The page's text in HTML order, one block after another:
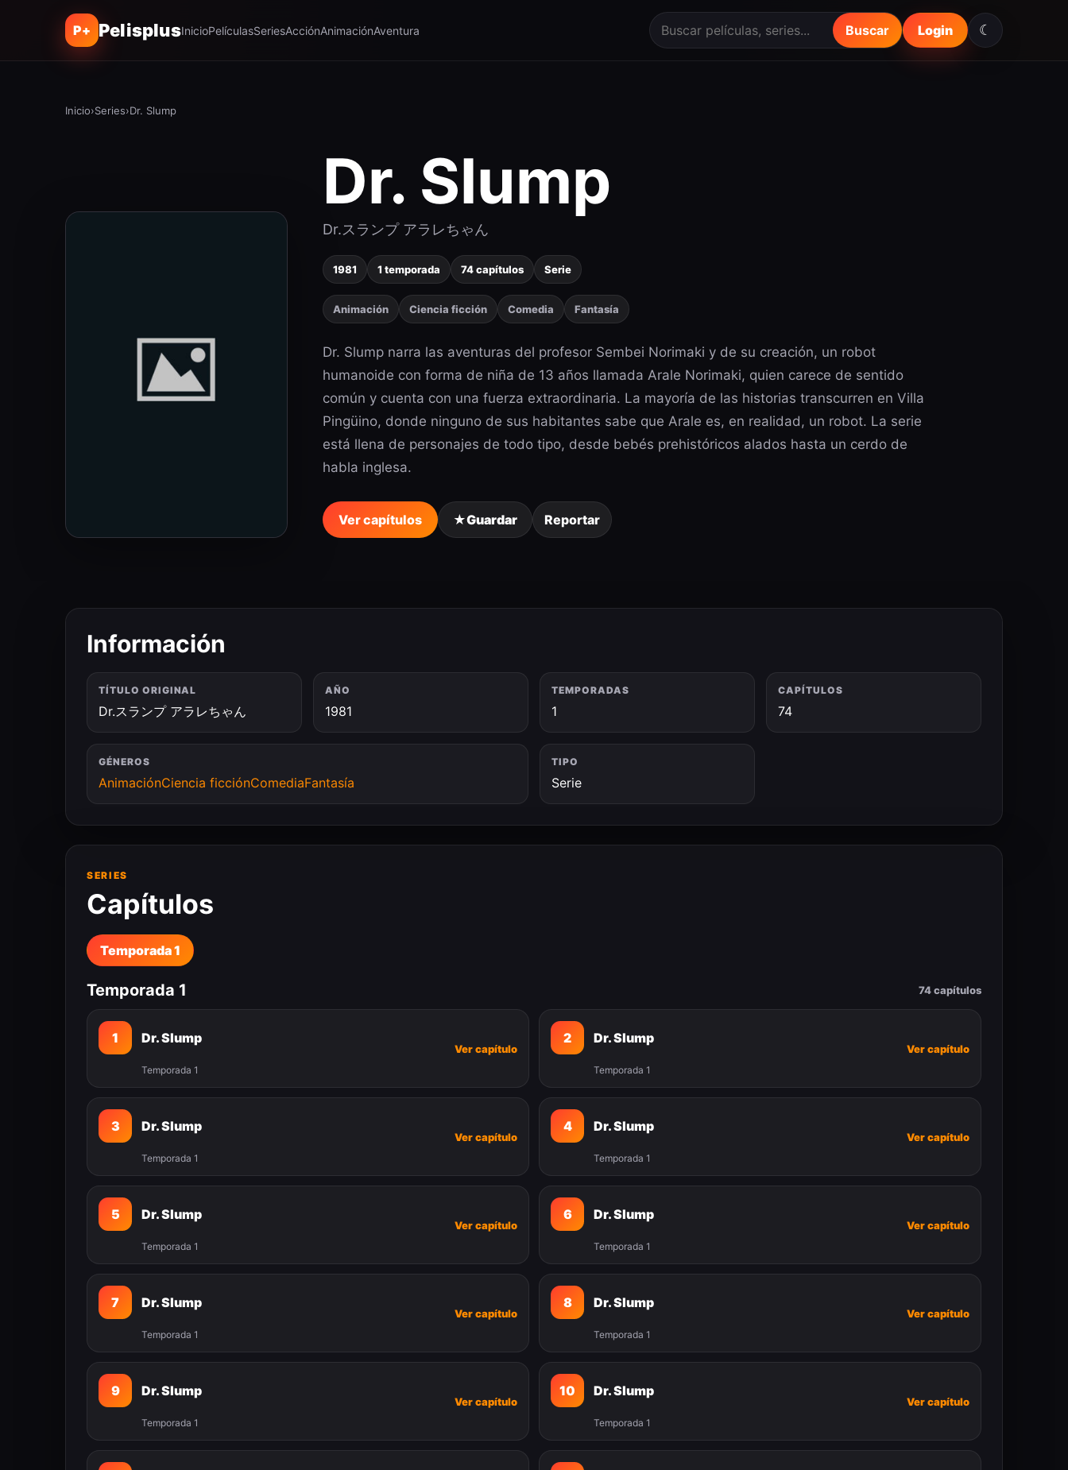
P+ PelisplusInicioPelículasSeriesAcciónAnimaciónAventura Buscar Login ☾
Inicio›Series›Dr. Slump
Dr. Slump
Dr.スランプ アラレちゃん
1981 1 temporada 74 capítulos Serie
Animación Ciencia ficción Comedia Fantasía
Dr. Slump narra las aventuras del profesor Sembei Norimaki y de su creación, un robot
humanoide con forma de niña de 13 años llamada Arale Norimaki, quien carece de sentido
común y cuenta con una fuerza extraordinaria. La mayoría de las historias transcurren en Villa
Pingüino, donde ninguno de sus habitantes sabe que Arale es, en realidad, un robot. La serie
está llena de personajes de todo tipo, desde bebés prehistóricos alados hasta un cerdo de
habla inglesa.
Ver capítulos ★Guardar Reportar
Información
TÍTULO ORIGINAL
Dr.スランプ アラレちゃん
AÑO
1981
TEMPORADAS
1
CAPÍTULOS
74
GÉNEROS
AnimaciónCiencia ficciónComediaFantasía
TIPO
Serie
SERIES
Capítulos
Temporada 1
Temporada 1 74 capítulos
1 Dr. Slump
Temporada 1
Ver capítulo
2 Dr. Slump
Temporada 1
Ver capítulo
3 Dr. Slump
Temporada 1
Ver capítulo
4 Dr. Slump
Temporada 1
Ver capítulo
5 Dr. Slump
Temporada 1
Ver capítulo
6 Dr. Slump
Temporada 1
Ver capítulo
7 Dr. Slump
Temporada 1
Ver capítulo
8 Dr. Slump
Temporada 1
Ver capítulo
9 Dr. Slump
Temporada 1
Ver capítulo
10 Dr. Slump
Temporada 1
Ver capítulo